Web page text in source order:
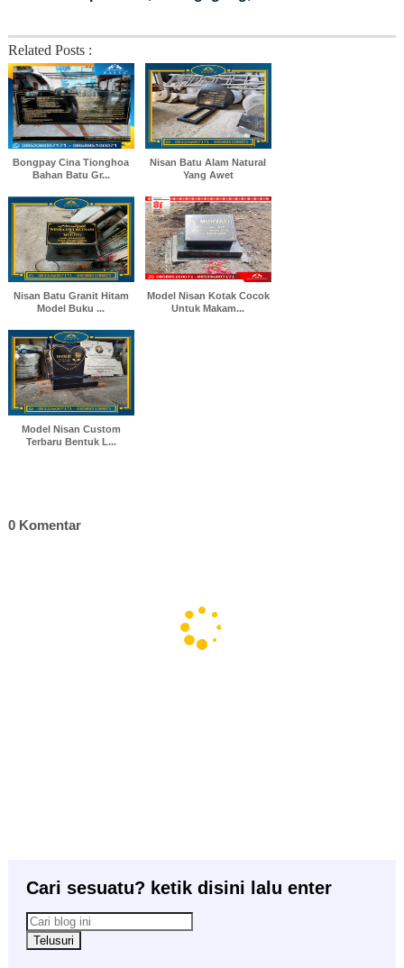
Related Posts :
Bongpay Cina Tionghoa
Bahan Batu Gr...
Nisan Batu Alam Natural
Yang Awet
Nisan Batu Granit Hitam
Model Buku ...
Model Nisan Kotak Cocok
Untuk Makam...
Model Nisan Custom
Terbaru Bentuk L...
0 Komentar
Cari sesuatu? ketik disini lalu enter